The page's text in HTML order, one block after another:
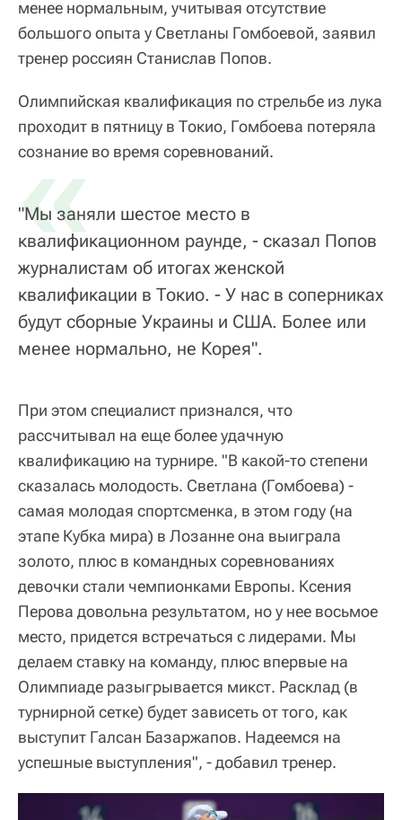
менее нормальным, учитывая отсутствие
большого опыта у Светланы Гомбоевой, заявил
тренер россиян Станислав Попов.
Олимпийская квалификация по стрельбе из лука
проходит в пятницу в Токио, Гомбоева потеряла
сознание во время соревнований.
«
"Мы заняли шестое место в
квалификационном раунде, - сказал Попов
журналистам об итогах женской
квалификации в Токио. - У нас в соперниках
будут сборные Украины и США. Более или
менее нормально, не Корея".
При этом специалист признался, что
рассчитывал на еще более удачную
квалификацию на турнире. "В какой-то степени
сказалась молодость. Светлана (Гомбоева) -
самая молодая спортсменка, в этом году (на
этапе Кубка мира) в Лозанне она выиграла
золото, плюс в командных соревнованиях
девочки стали чемпионками Европы. Ксения
Перова довольна результатом, но у нее восьмое
место, придется встречаться с лидерами. Мы
делаем ставку на команду, плюс впервые на
Олимпиаде разыгрывается микст. Расклад (в
турнирной сетке) будет зависеть от того, как
выступит Галсан Базаржапов. Надеемся на
успешные выступления", - добавил тренер.